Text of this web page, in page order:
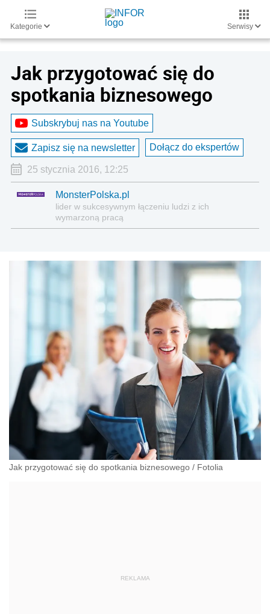
Kategorie Serwisy
Jak przygotować się do
spotkania biznesowego
Subskrybuj nas na Youtube
Zapisz się na newsletter Dołącz do ekspertów
25 stycznia 2016, 12:25
MonsterPolska.pl
lider w sukcesywnym łączeniu ludzi z ich
wymarzoną pracą
Jak przygotować się do spotkania biznesowego / Fotolia